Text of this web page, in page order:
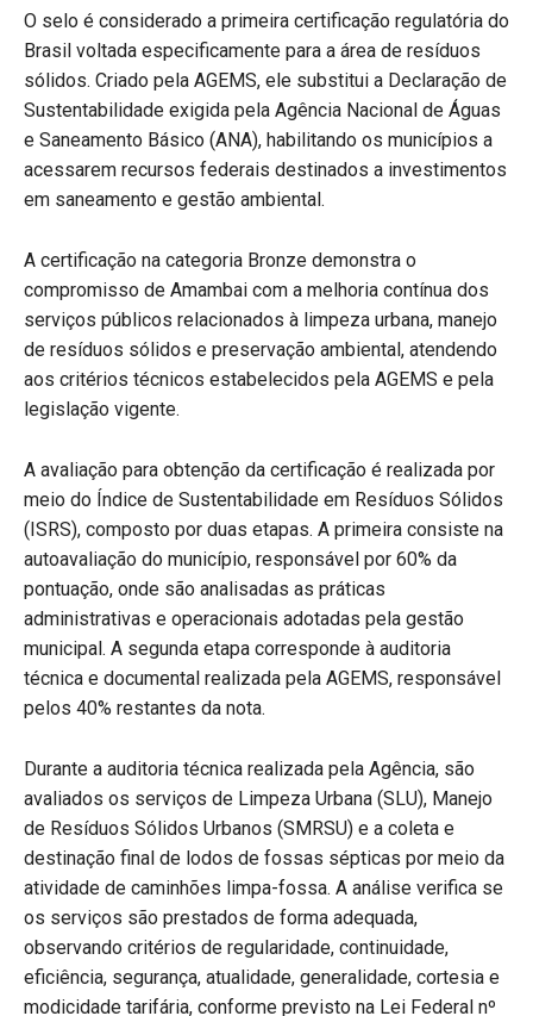
O selo é considerado a primeira certificação regulatória do
Brasil voltada especificamente para a área de resíduos
sólidos. Criado pela AGEMS, ele substitui a Declaração de
Sustentabilidade exigida pela Agência Nacional de Águas
e Saneamento Básico (ANA), habilitando os municípios a
acessarem recursos federais destinados a investimentos
em saneamento e gestão ambiental.
A certificação na categoria Bronze demonstra o
compromisso de Amambai com a melhoria contínua dos
serviços públicos relacionados à limpeza urbana, manejo
de resíduos sólidos e preservação ambiental, atendendo
aos critérios técnicos estabelecidos pela AGEMS e pela
legislação vigente.
A avaliação para obtenção da certificação é realizada por
meio do Índice de Sustentabilidade em Resíduos Sólidos
(ISRS), composto por duas etapas. A primeira consiste na
autoavaliação do município, responsável por 60% da
pontuação, onde são analisadas as práticas
administrativas e operacionais adotadas pela gestão
municipal. A segunda etapa corresponde à auditoria
técnica e documental realizada pela AGEMS, responsável
pelos 40% restantes da nota.
Durante a auditoria técnica realizada pela Agência, são
avaliados os serviços de Limpeza Urbana (SLU), Manejo
de Resíduos Sólidos Urbanos (SMRSU) e a coleta e
destinação final de lodos de fossas sépticas por meio da
atividade de caminhões limpa-fossa. A análise verifica se
os serviços são prestados de forma adequada,
observando critérios de regularidade, continuidade,
eficiência, segurança, atualidade, generalidade, cortesia e
modicidade tarifária, conforme previsto na Lei Federal nº